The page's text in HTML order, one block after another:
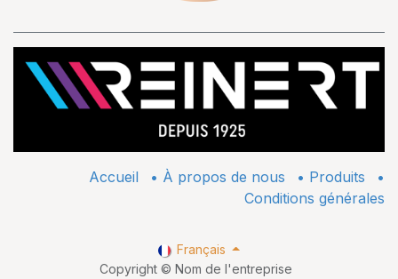
Accueil • À propos de nous • ​Produits
•
Conditions générales
Copyright © Nom de l'entreprise
Français